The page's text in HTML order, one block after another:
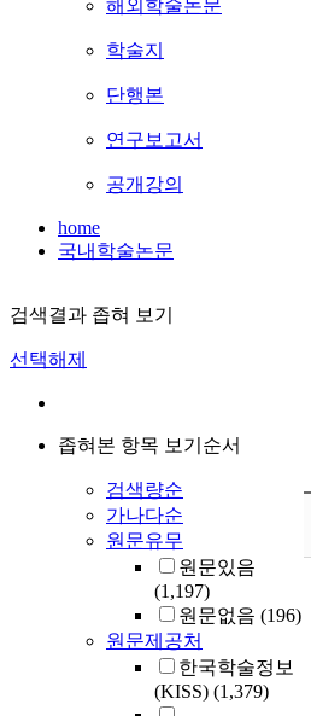
해외학술논문
학술지
단행본
연구보고서
공개강의
home
국내학술논문
검색결과 좁혀 보기
선택해제
좁혀본 항목 보기순서
검색량순
가나다순
원문유무
원문있음
(1,197)
원문없음 (196)
원문제공처
한국학술정보
(KISS) (1,379)